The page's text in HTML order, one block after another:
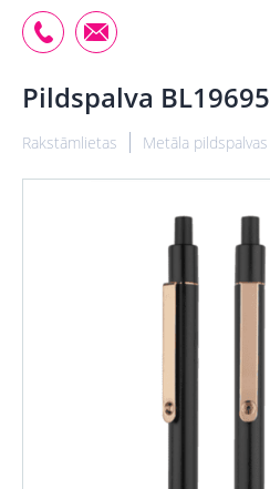
Pildspalva BL19695
Rakstāmlietas Metāla pildspalvas